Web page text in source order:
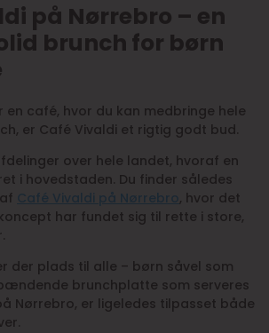
på Nørrebro – en
brunch for børn
en café, hvor du kan medbringe hele
er Café Vivaldi et rigtig godt bud.
over hele landet, hvoraf en
i hovedstaden. Du finder således
Café Vivaldi på Nørrebro, hvor det
har fundet sig til rette i store,
der plads til alle – børn såvel som
brunchplatte som serveres
Nørrebro, er ligeledes tilpasset både